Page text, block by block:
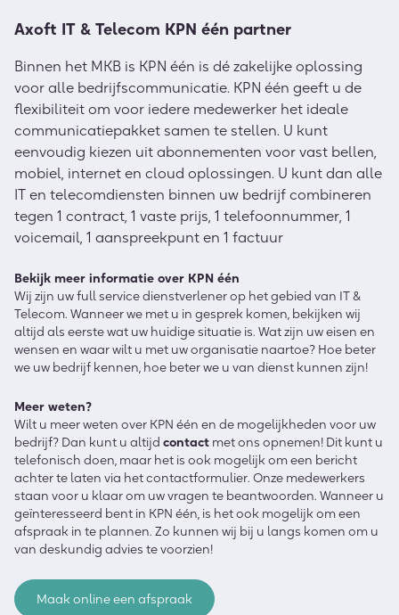
Axoft IT & Telecom KPN één partner
Binnen het MKB is KPN één is dé zakelijke oplossing
voor alle bedrijfscommunicatie. KPN één geeft u de
flexibiliteit om voor iedere medewerker het ideale
communicatiepakket samen te stellen. U kunt
eenvoudig kiezen uit abonnementen voor vast bellen,
mobiel, internet en cloud oplossingen. U kunt dan alle
IT en telecomdiensten binnen uw bedrijf combineren
tegen 1 contract, 1 vaste prijs, 1 telefoonnummer, 1
voicemail, 1 aanspreekpunt en 1 factuur
Bekijk meer informatie over KPN één
Wij zijn uw full service dienstverlener op het gebied van IT &
Telecom. Wanneer we met u in gesprek komen, bekijken wij
altijd als eerste wat uw huidige situatie is. Wat zijn uw eisen en
wensen en waar wilt u met uw organisatie naartoe? Hoe beter
we uw bedrijf kennen, hoe beter we u van dienst kunnen zijn!
Meer weten?
Wilt u meer weten over KPN één en de mogelijkheden voor uw
bedrijf? Dan kunt u altijd contact met ons opnemen! Dit kunt u
telefonisch doen, maar het is ook mogelijk om een bericht
achter te laten via het contactformulier. Onze medewerkers
staan voor u klaar om uw vragen te beantwoorden. Wanneer u
geïnteresseerd bent in KPN één, is het ook mogelijk om een
afspraak in te plannen. Zo kunnen wij bij u langs komen om u
van deskundig advies te voorzien!
Maak online een afspraak